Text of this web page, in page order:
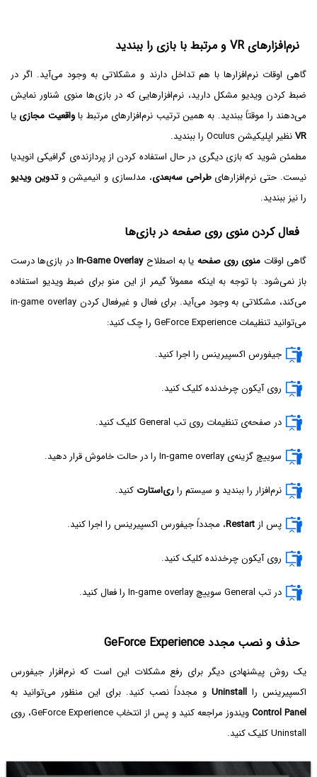
نرم‌افزارهای VR و مرتبط با بازی را ببندید
گاهی اوقات نرم‌افزارها با هم تداخل دارند و مشکلاتی به وجود می‌آید. اگر در
ضبط کردن ویدیو مشکل دارید، نرم‌افزارهایی که در بازی‌ها منوی شناور نمایش
می‌دهند را موقتاً ببندید. به همین ترتیب نرم‌افزارهای مرتبط باواقعیت مجازی یا
VRنظیر اپلیکیشن Oculus را ببندید.
مطمئن شوید که بازی دیگری در حال استفاده کردن از پردازنده‌ی گرافیکی انویدیا
نیست. حتی نرم‌افزارهایطراحی سه‌بعدی، مدلسازی و انیمیشن وتدوین ویدیو
را نیز ببندید.
فعال کردن منوی روی صفحه در بازی‌ها
گاهی اوقات منوی روی صفحه یا به اصطلاحIn-Game Overlayدر بازی‌ها درست
باز نمی‌شود. با توجه به اینکه معمولاً گیمر از این منو برای ضبط ویدیو استفاده
می‌کند، مشکلاتی به وجود می‌آید. برای فعال و غیرفعال کردن in-game overlay
می‌توانید تنظیمات GeForce Experience را چک کنید:
جیفورس اکسپیرینس را اجرا کنید.
روی آیکون چرخدنده کلیک کنید.
در صفحه‌ی تنظیمات روی تب General کلیک کنید.
سوییچ گزینه‌ی In-game overlay را در حالت خاموش قرار دهید.
نرم‌افزار را ببندید و سیستم راری‌استارت کنید.
پس ازRestart، مجدداً جیفورس اکسپیرینس را اجرا کنید.
روی آیکون چرخدنده کلیک کنید.
در تب General سوییچ In-game overlay را فعال کنید.
حذف و نصب مجدد GeForce Experience
یک روش پیشنهادی دیگر برای رفع مشکلات این است که نرم‌افزار جیفورس
اکسپیرینس را Uninstall و مجدداً نصب کنید. برای این منظور می‌توانید به
Control Panel
ویندوز مراجعه کنید و پس از انتخاب GeForce Experience، روی
Uninstall کلیک کنید.